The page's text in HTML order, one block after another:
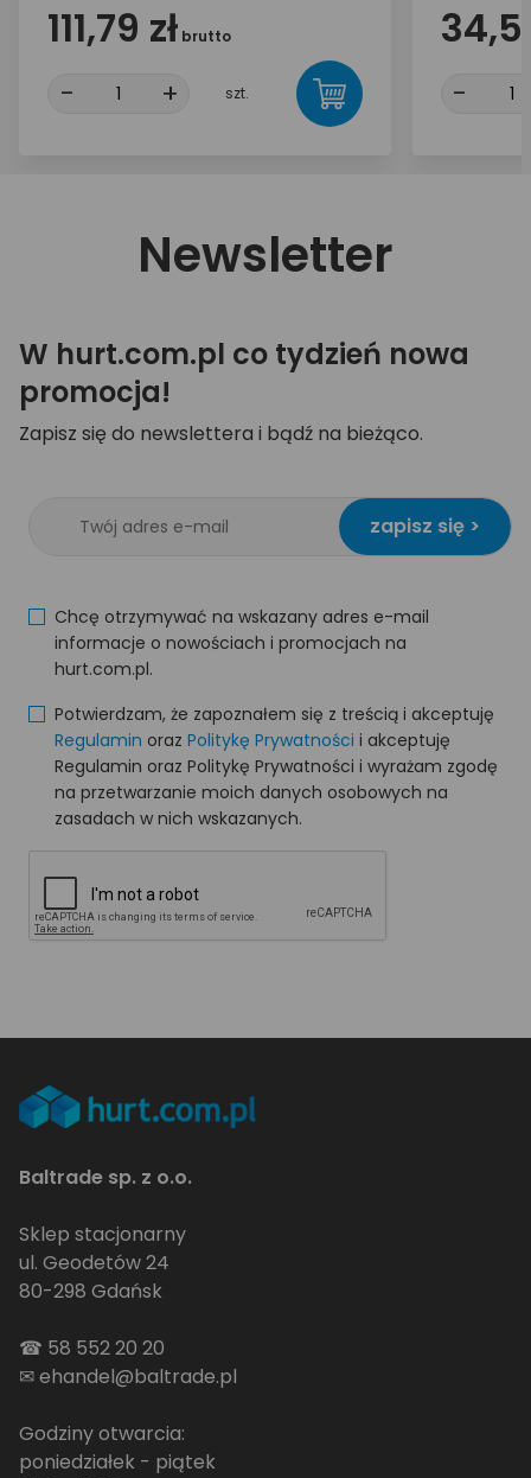
111,79 zł brutto
- + szt. -
Newsletter
W hurt.com.pl co tydzień nowa
promocja!
Zapisz się do newslettera i bądź na bieżąco.
zapisz się >
Chcę otrzymywać na wskazany adres e-mail
informacje o nowościach i promocjach na
hurt.com.pl.
Potwierdzam, że zapoznałem się z treścią i akceptuję
Regulamin oraz Politykę Prywatności i akceptuję
Regulamin oraz Politykę Prywatności i wyrażam zgodę
na przetwarzanie moich danych osobowych na
zasadach w nich wskazanych.
Baltrade sp. z o.o.
Sklep stacjonarny
ul. Geodetów 24
80-298 Gdańsk
☎ 58 552 20 20
✉ehandel@baltrade.pl
Godziny otwarcia:
poniedziałek - piątek